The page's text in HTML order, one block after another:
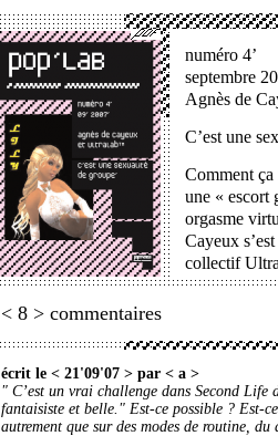
numéro 4’
septembre
Agnès de
C’est une
Comment ça
une « escort
orgasme
Cayeux
collectif
< 8 > commentaires
écrit le < 21'09'07 > par < a >
" C’est un vrai challenge dans Second Life
fantaisiste et belle." Est-ce possible ? Est-
autrement que sur des modes de routine,